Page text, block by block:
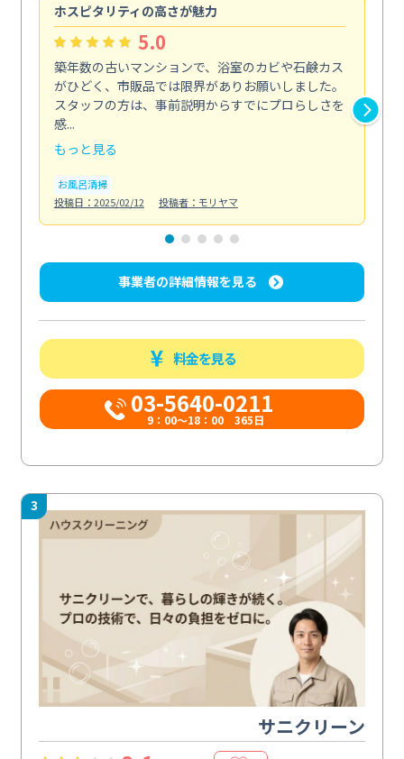
ホスピタリティの高さが魅力
5.0
築年数の古いマンションで、浴室のカビや石鹸カス
がひどく、市販品では限界がありお願いしました。
スタッフの方は、事前説明からすでにプロらしさを
感...
もっと見る
お風呂清掃
投稿日：2025/02/12
投稿者：モリヤマ
事業者の詳細情報を見る
料金を見る
03-5640-0211
9：00～18：00 365日
3
サニクリーン